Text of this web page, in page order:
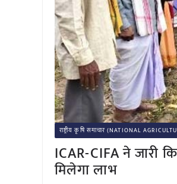
राष्ट्रीय कृषि समाचार (NATIONAL
ICAR-CIFA ने जारी
मिलेगा लाभ